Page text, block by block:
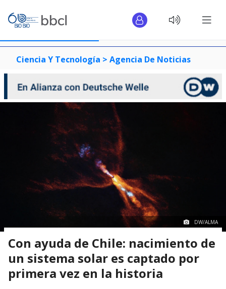
Ciencia Y Tecnología > Agencia De Noticias
DW/ALMA
Con ayuda de Chile: nacimiento de
un sistema solar es captado por
primera vez en la historia